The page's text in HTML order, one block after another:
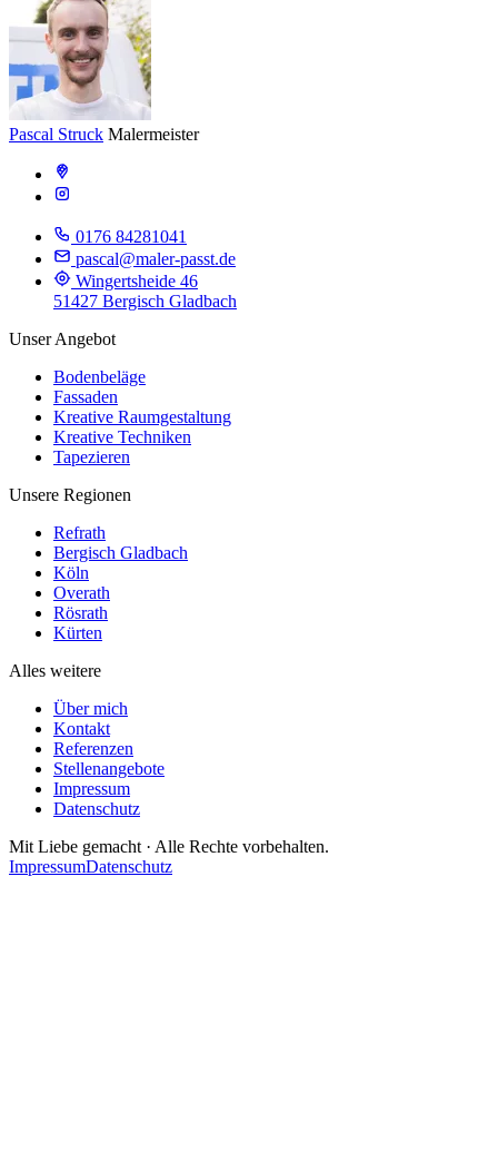
Pascal Struck Malermeister
0176 84281041
pascal@maler-passt.de
Wingertsheide 46
51427 Bergisch Gladbach
Unser Angebot
Bodenbeläge
Fassaden
Kreative Raumgestaltung
Kreative Techniken
Tapezieren
Unsere Regionen
Refrath
Bergisch Gladbach
Köln
Overath
Rösrath
Kürten
Alles weitere
Über mich
Kontakt
Referenzen
Stellenangebote
Impressum
Datenschutz
Mit Liebe gemacht · Alle Rechte vorbehalten.
ImpressumDatenschutz